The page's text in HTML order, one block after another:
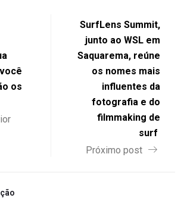
os
SurfLens Summit,
junto ao WSL em
Saquarema, reúne
os nomes mais
influentes da
fotografia e do
filmmaking de
surf
Próximo post